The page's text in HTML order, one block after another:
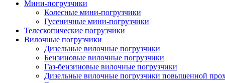
Мини-погрузчики
Колесные мини-погрузчики
Гусеничные мини-погрузчики
Телескопические погрузчики
Вилочные погрузчики
Дизельные вилочные погрузчики
Бензиновые вилочные погрузчики
Газ-бензиновые вилочные погрузчики
Дизельные вилочные погрузчики повышенной